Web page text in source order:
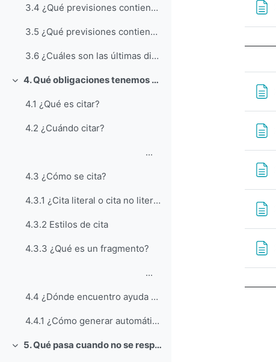
3.4 ¿Qué previsiones contiene la Ley Orgánica de Universidades y su normativa de desarrollo?
3.5 ¿Qué previsiones contienen los Estatutos de las Universidades?
3.6 ¿Cuáles son las últimas directrices en relación a los derechos de autor y el Mercado Único Digital
Colapsar 4. Qué obligaciones tenemos (cómo usar obras ajenas)
4.1 ¿Qué es citar?
4.2 ¿Cuándo citar?
...
4.3 ¿Cómo se cita?
4.3.1 ¿Cita literal o cita no literal?
4.3.2 Estilos de cita
4.3.3 ¿Qué es un fragmento?
...
4.4 ¿Dónde encuentro ayuda para aprender a citar?
4.4.1 ¿Cómo generar automáticamente una referencia con la aplicación Citethisforme?
Colapsar 5. Qué pasa cuando no se respetan los derechos (ajenos) y obligaciones (propias)